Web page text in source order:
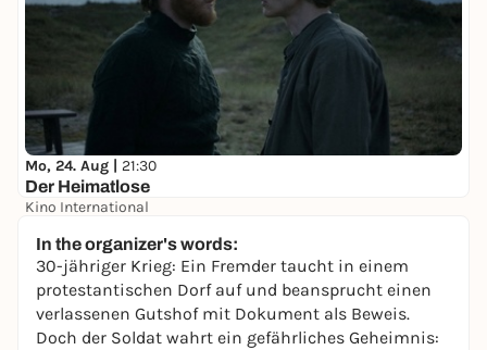
Mo, 24. Aug | 21:30
Der Heimatlose
Kino International
In the organizer's words:
30-jähriger Krieg: Ein Fremder taucht in einem
protestantischen Dorf auf und beansprucht einen
verlassenen Gutshof mit Dokument als Beweis.
Doch der Soldat wahrt ein gefährliches Geheimnis: